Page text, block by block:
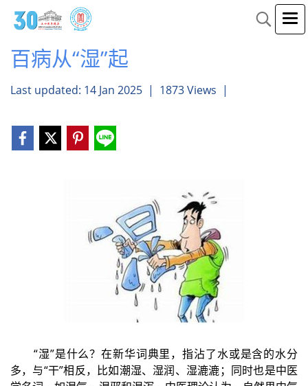
百病从“湿”起
Last updated: 14 Jan 2025 | 1873 Views |
“湿”是什么？在新华词典里，指沾了水或是含的水分
多，与“干”相反，比如潮湿、湿润、湿漉漉；同时也是中医